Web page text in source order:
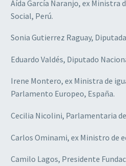
Aída García Naranjo, ex Ministra
Social, Perú.
Sonia Gutierrez Raguay,
Eduardo Valdés, Diputado
Irene Montero, ex Ministra de
Parlamento Europeo, España.
Cecilia Nicolini, Parlamentaria
Carlos Ominami, ex Ministro de
Camilo Lagos, Presidente